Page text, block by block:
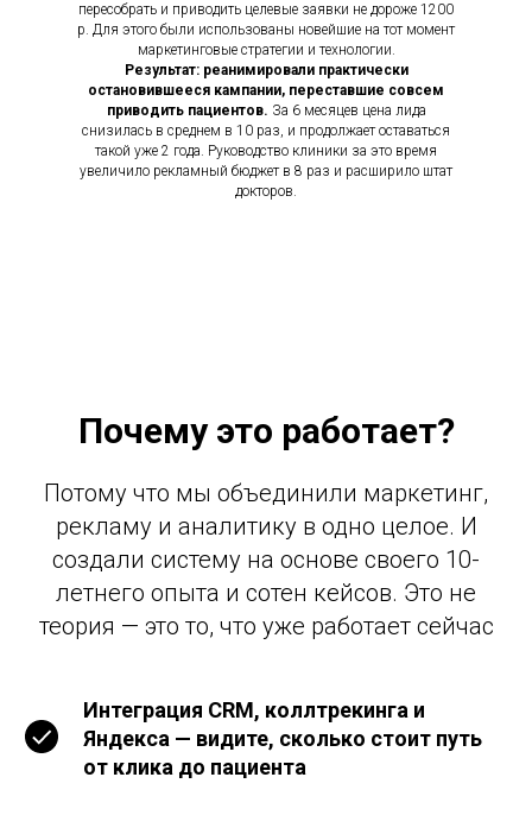
пересобрать и приводить целевые заявки не дороже 1200
р. Для этого были использованы новейшие на тот момент
маркетинговые стратегии и технологии.
Результат: реанимировали практически
остановившееся кампании, переставшие совсем
приводить пациентов. За 6 месяцев цена лида
снизилась в среднем в 10 раз, и продолжает оставаться
такой уже 2 года. Руководство клиники за это время
увеличило рекламный бюджет в 8 раз и расширило штат
докторов.
Почему это работает?
Потому что мы объединили маркетинг,
рекламу и аналитику в одно целое. И
создали систему на основе своего 10-
летнего опыта и сотен кейсов. Это не
теория — это то, что уже работает сейчас
Интеграция CRM, коллтрекинга и
Яндекса — видите, сколько стоит путь
от клика до пациента